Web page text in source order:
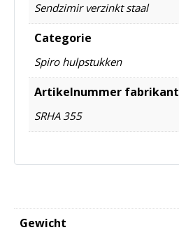
Sendzimir verzinkt staal
Categorie
Spiro hulpstukken
Artikelnummer fabrikant
SRHA 355
Gewicht